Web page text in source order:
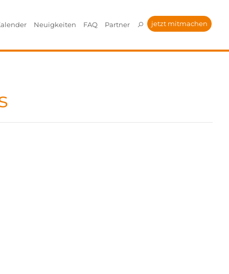
Neuigkeiten FAQ Partner jetzt mitmachen